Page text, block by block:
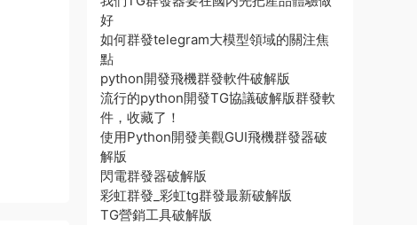
好
如何群發telegram大模型領域的關注焦
點
python開發飛機群發軟件破解版
流行的python開發TG協議破解版群發軟
件，收藏了！
使用Python開發美觀GUI飛機群發器破
解版
閃電群發器破解版
彩虹群發_彩虹tg群發最新破解版
TG營銷工具破解版